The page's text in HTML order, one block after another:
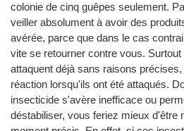
colonie de cinq guêpes seulement.
veiller absolument à avoir des
avérée, parce que dans le cas
vite se retourner contre vous.
attaquent déjà sans raisons
réaction lorsqu'ils ont été attaqués.
insecticide s'avère inefficace ou
déstabiliser, vous feriez mieux d'être